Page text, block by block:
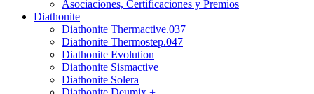
Asociaciones, Certificaciones y Premios
Diathonite
Diathonite Thermactive.037
Diathonite Thermostep.047
Diathonite Evolution
Diathonite Sismactive
Diathonite Solera